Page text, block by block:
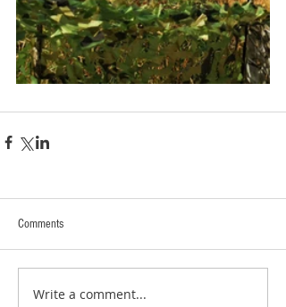
Comments
Write a comment...